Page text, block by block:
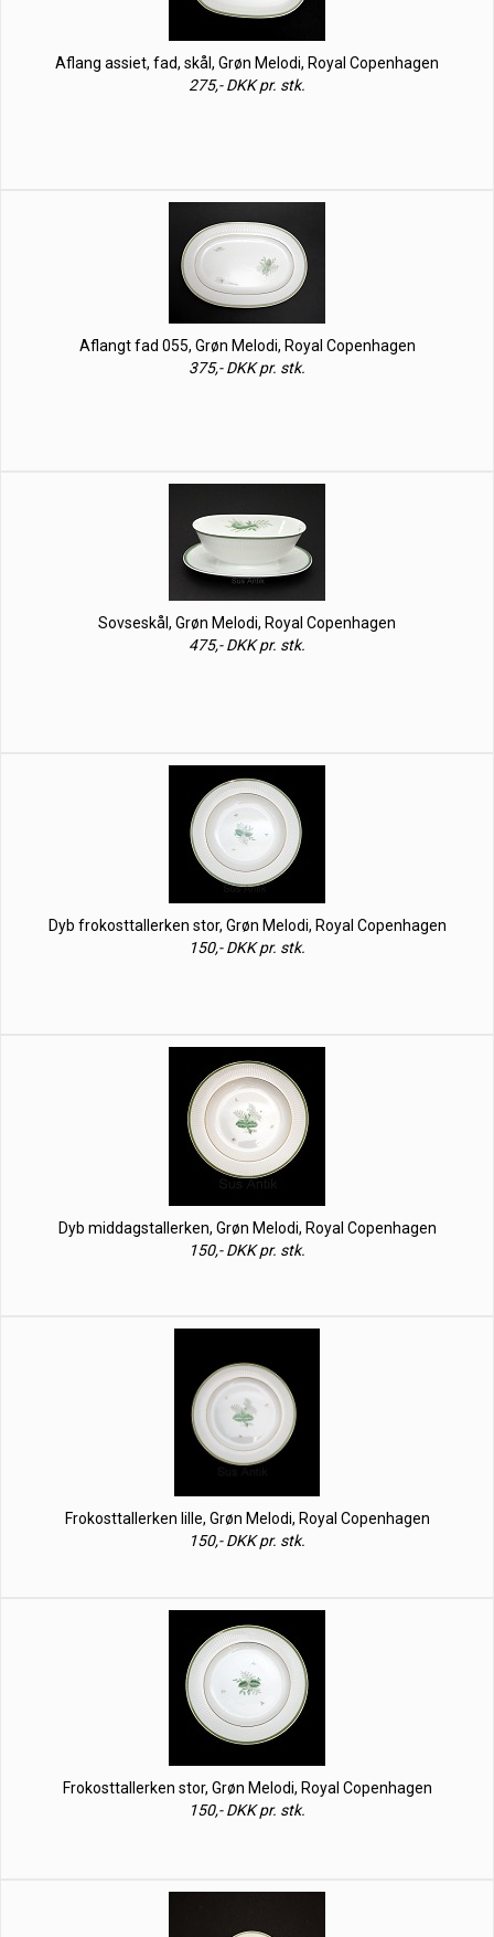
Aflang assiet, fad, skål, Grøn Melodi, Royal Copenhagen
275,- DKK pr. stk.
Aflangt fad 055, Grøn Melodi, Royal Copenhagen
375,- DKK pr. stk.
Sovseskål, Grøn Melodi, Royal Copenhagen
475,- DKK pr. stk.
Dyb frokosttallerken stor, Grøn Melodi, Royal Copenhagen
150,- DKK pr. stk.
Dyb middagstallerken, Grøn Melodi, Royal Copenhagen
150,- DKK pr. stk.
Frokosttallerken lille, Grøn Melodi, Royal Copenhagen
150,- DKK pr. stk.
Frokosttallerken stor, Grøn Melodi, Royal Copenhagen
150,- DKK pr. stk.